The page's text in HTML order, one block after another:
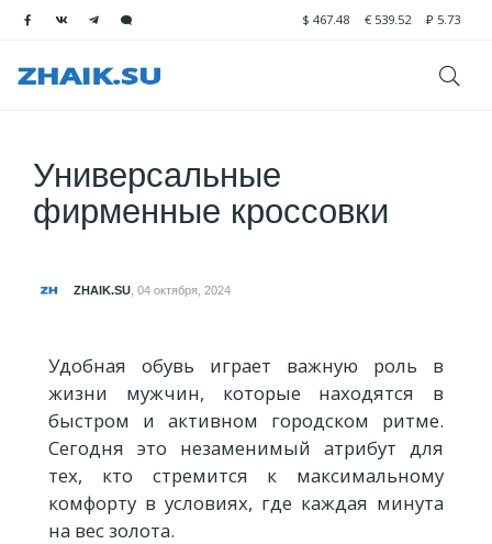
$ 467.48 € 539.52 ₽ 5.73
Универсальные
фирменные кроссовки
ZHAIK.SU 04 октября, 2024
Удобная обувь играет важную роль в
жизни мужчин, которые находятся в
быстром и активном городском ритме.
Сегодня это незаменимый атрибут для
тех, кто стремится к максимальному
комфорту в условиях, где каждая минута
на вес золота.